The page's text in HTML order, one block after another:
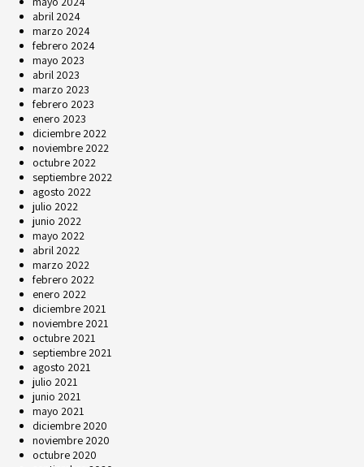
abril 2024
marzo 2024
febrero 2024
mayo 2023
abril 2023
marzo 2023
febrero 2023
enero 2023
diciembre 2022
noviembre 2022
octubre 2022
septiembre 2022
agosto 2022
julio 2022
junio 2022
mayo 2022
abril 2022
marzo 2022
febrero 2022
enero 2022
diciembre 2021
noviembre 2021
octubre 2021
septiembre 2021
agosto 2021
julio 2021
junio 2021
mayo 2021
diciembre 2020
noviembre 2020
octubre 2020